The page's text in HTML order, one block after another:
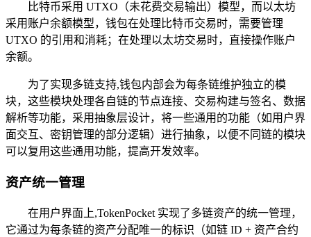
比特币采用 UTXO（未花费交易输出）模型，而以太坊
采用账户余额模型，钱包在处理比特币交易时，需要管理
UTXO 的引用和消耗；在处理以太坊交易时，直接操作账户
余额。
为了实现多链支持,钱包内部会为每条链维护独立的模
块，这些模块处理各自链的节点连接、交易构建与签名、数据
解析等功能，采用抽象层设计，将一些通用的功能（如用户界
面交互、密钥管理的部分逻辑）进行抽象，以便不同链的模块
可以复用这些通用功能，提高开发效率。
资产统一管理
在用户界面上,TokenPocket 实现了多链资产的统一管理，
它通过为每条链的资产分配唯一的标识（如链 ID + 资产合约